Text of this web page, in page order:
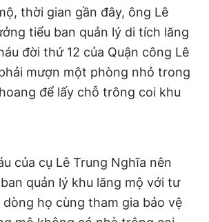
thời gian gần đây, ông Lê
tiểu ban quản lý di tích lăng
đời thứ 12 của Quận công Lê
mượn một phòng nhỏ trong
để lấy chỗ trông coi khu
của cụ Lê Trung Nghĩa nên
quản lý khu lăng mộ với tư
họ cùng tham gia bảo vệ